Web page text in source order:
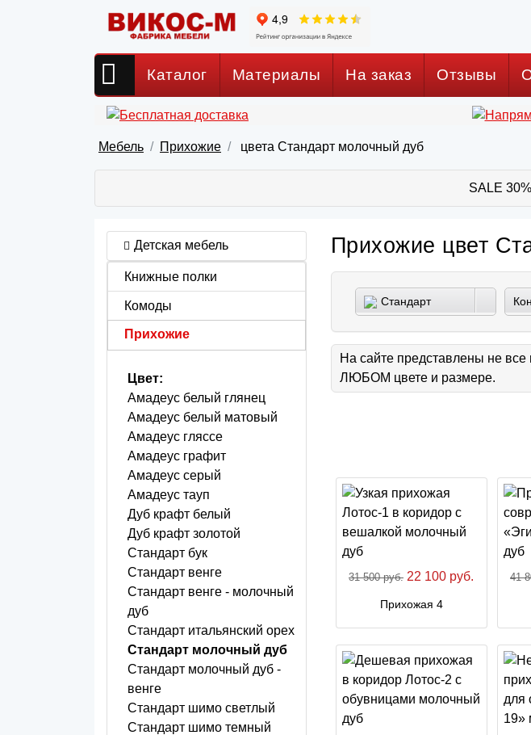
Каталог Материалы На заказ Отзывы
Мебель Прихожие цвета Стандарт молочный дуб
SALE
Детская мебель
Книжные полки
Комоды
Прихожие
Цвет:
Амадеус белый глянец
Амадеус белый матовый
Амадеус гляссе
Амадеус графит
Амадеус серый
Амадеус тауп
Дуб крафт белый
Дуб крафт золотой
Стандарт бук
Стандарт венге
Стандарт венге - молочный
дуб
Стандарт итальянский орех
Стандарт молочный дуб
Стандарт молочный дуб -
венге
Стандарт шимо светлый
Стандарт шимо темный
Прихожие цвет
Стандарт
молочный дуб
На сайте представлены не
ЛЮБОМ цвете и размере.
31 500 руб. 22 100 руб.
Прихожая 4
41